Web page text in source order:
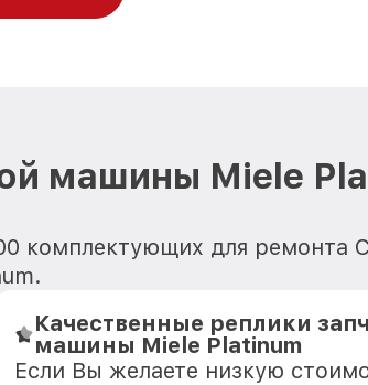
машины Miele
комплектующих для ремонта
Качественные реплики
машины Miele Platinum
Если Вы желаете низкую